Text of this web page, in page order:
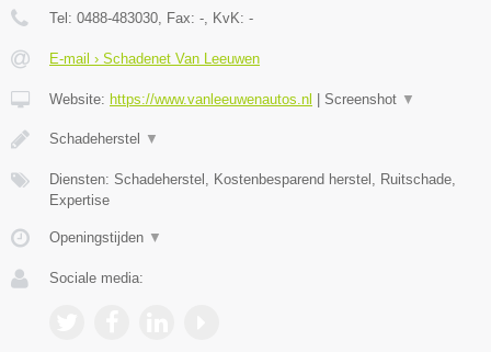
Tel: 0488-483030 , Fax: - , KvK: -
E-mail › Schadenet Van Leeuwen
Website: https://www.vanleeuwenautos.nl Screenshot ▼
Schadeherstel ▼
Diensten: Schadeherstel, Kostenbesparend herstel, Ruitschade,
Expertise
Openingstijden ▼
Sociale media: